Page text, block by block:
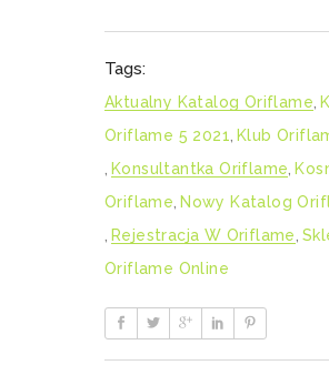
Tags:
Aktualny Katalog Oriflame,
Oriflame 5 2021, Klub
, Konsultantka Oriflame,
Oriflame, Nowy Katalog
, Rejestracja W Oriflame,
Oriflame Online